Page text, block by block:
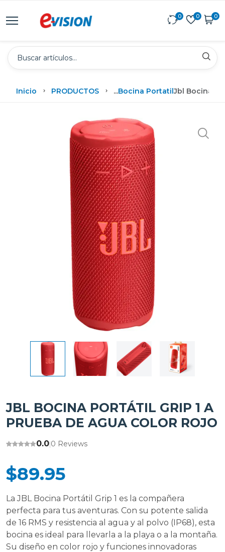
0 0 0
Inicio PRODUCTOS ...Bocina PortatilJbl Bocina
JBL BOCINA PORTÁTIL GRIP 1 A
PRUEBA DE AGUA COLOR ROJO
0.0|0 Reviews
$89.95
La JBL Bocina Portátil Grip 1 es la compañera
perfecta para tus aventuras. Con su potente salida
de 16 RMS y resistencia al agua y al polvo (IP68), esta
bocina es ideal para llevarla a la playa o a la montaña.
Su diseño en color rojo y funciones innovadoras